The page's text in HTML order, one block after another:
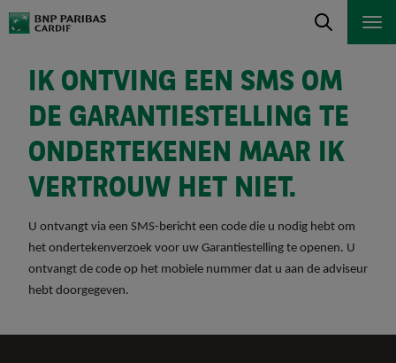
IK ONTVING EEN SMS OM
DE GARANTIESTELLING TE
ONDERTEKENEN MAAR IK
VERTROUW HET NIET.
U ontvangt via een SMS-bericht een code die u nodig hebt om
het ondertekenverzoek voor uw Garantiestelling te openen. U
ontvangt de code op het mobiele nummer dat u aan de adviseur
hebt doorgegeven.